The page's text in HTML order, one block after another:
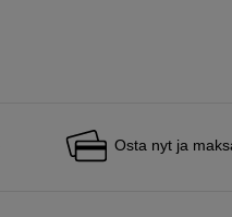
Osta nyt ja